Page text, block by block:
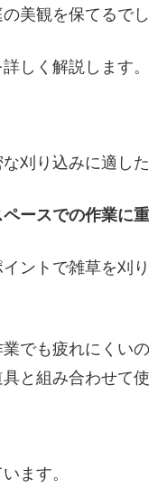
美観を保てるでし
しく解説します。
刈り込みに適した
ースでの作業に重
ントで雑草を刈
でも疲れにくい
と組み合わせて
ます。